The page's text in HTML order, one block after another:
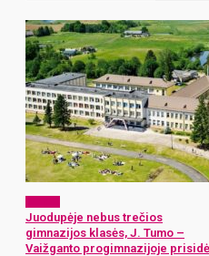
Juodupėje nebus trečios
gimnazijos klasės, J. Tumo –
Vaižganto progimnazijoje